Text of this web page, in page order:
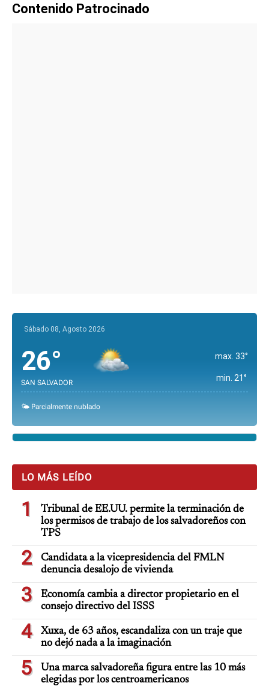
Contenido Patrocinado
Sábado 08, Agosto 2026
26°
SAN SALVADOR
max. 33°
min. 21°
🌤️ Parcialmente nublado
LO MÁS LEÍDO
1
Tribunal de EE.UU. permite la terminación de
los permisos de trabajo de los salvadoreños con
TPS
2
Candidata a la vicepresidencia del FMLN
denuncia desalojo de vivienda
3
Economía cambia a director propietario en el
consejo directivo del ISSS
4
Xuxa, de 63 años, escandaliza con un traje que
no dejó nada a la imaginación
5
Una marca salvadoreña figura entre las 10 más
elegidas por los centroamericanos